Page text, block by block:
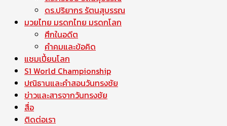
ดร.ปริยากร รัตนสุบรรณ
มวยไทย มรดกไทย มรดกโลก
ศึกในอดีต
คำคมและข้อคิด
แชมเปี้ยนโลก
S1 World Championship
ปณิธานและคำสอนวันทรงชัย
ข่าวและสารจากวันทรงชัย
สื่อ
ติดต่อเรา